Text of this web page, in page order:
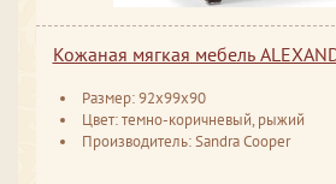
Кожаная мягкая мебель
Размер: 92x99x90
Цвет: темно-коричневый, рыжий
Производитель: Sandra Cooper